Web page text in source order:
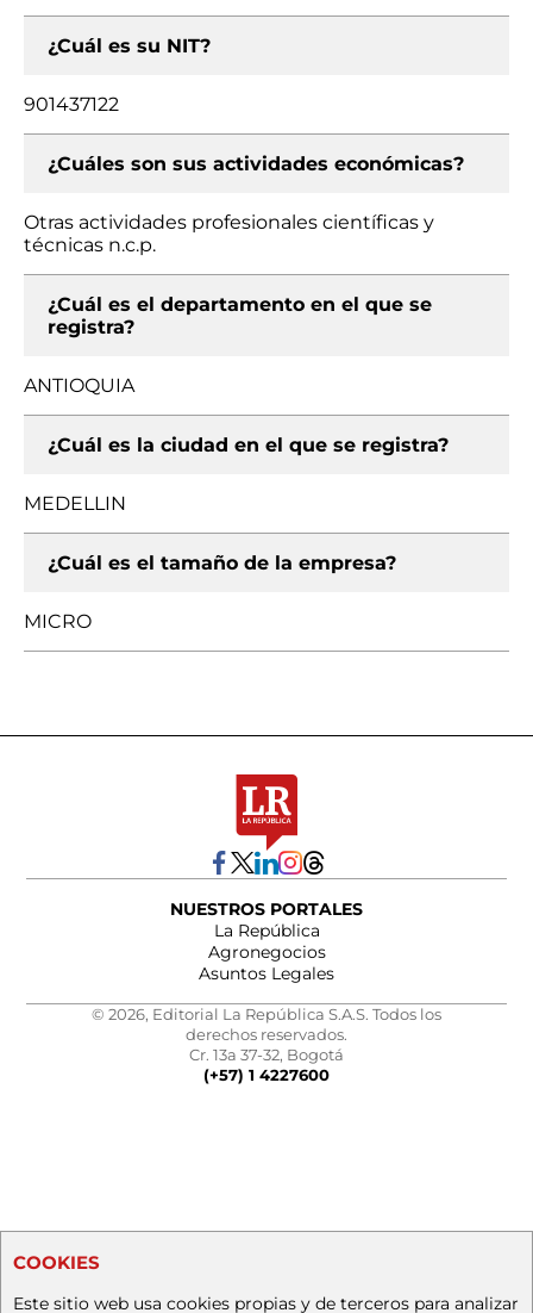
¿Cuál es su NIT?
901437122
¿Cuáles son sus actividades económicas?
Otras actividades profesionales científicas y
técnicas n.c.p.
¿Cuál es el departamento en el que se
registra?
ANTIOQUIA
¿Cuál es la ciudad en el que se registra?
MEDELLIN
¿Cuál es el tamaño de la empresa?
MICRO
NUESTROS PORTALES
La República
Agronegocios
Asuntos Legales
© 2026, Editorial La República S.A.S. Todos los
derechos reservados.
Cr. 13a 37-32, Bogotá
(+57) 1 4227600
COOKIES
Este sitio web usa cookies propias y de terceros para analizar